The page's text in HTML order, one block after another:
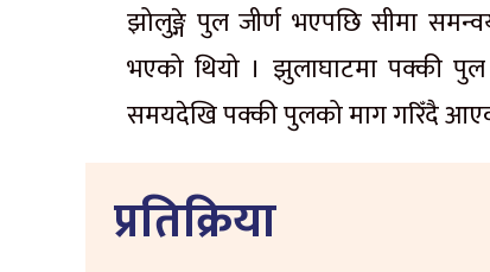
झोलुङ्गे पुल जीर्ण भएपछि सीमा
भएको थियो । झुलाघाटमा पक्की
समयदेखि पक्की पुलको माग गरिँदै
प्रतिक्रिया